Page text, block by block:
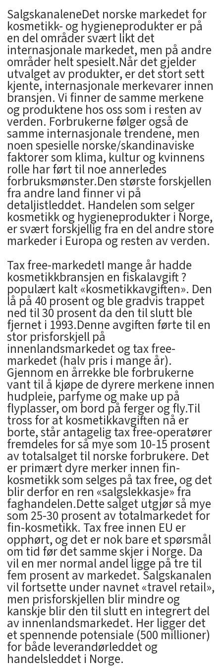
SalgskanaleneDet norske markedet for
kosmetikk- og hygieneprodukter er på
en del områder svært likt det
internasjonale markedet, men på andre
områder helt spesielt.Når det gjelder
utvalget av produkter, er det stort sett
kjente, internasjonale merkevarer innen
bransjen. Vi finner de samme merkene
og produktene hos oss som i resten av
verden. Forbrukerne følger også de
samme internasjonale trendene, men
noen spesielle norske/skandinaviske
faktorer som klima, kultur og kvinnens
rolle har ført til noe annerledes
forbruksmønster.Den største forskjellen
fra andre land finner vi på
detaljistleddet. Handelen som selger
kosmetikk og hygieneprodukter i Norge,
er svært forskjellig fra en del andre store
markeder i Europa og resten av verden.
Tax free-markedetI mange år hadde
kosmetikkbransjen en fiskalavgift ?
populært kalt «kosmetikkavgiften». Den
lå på 40 prosent og ble gradvis trappet
ned til 30 prosent da den til slutt ble
fjernet i 1993.Denne avgiften førte til en
stor prisforskjell på
innenlandsmarkedet og tax free-
markedet (halv pris i mange år).
Gjennom en årrekke ble forbrukerne
vant til å kjøpe de dyrere merkene innen
hudpleie, parfyme og make up på
flyplasser, om bord på ferger og fly.Til
tross for at kosmetikkavgiften nå er
borte, står antagelig tax free-operatører
fremdeles for så mye som 10-15 prosent
av totalsalget til norske forbrukere. Det
er primært dyre merker innen fin-
kosmetikk som selges på tax free, og det
blir derfor en ren «salgslekkasje» fra
faghandelen.Dette salget utgjør så mye
som 25-30 prosent av totalmarkedet for
fin-kosmetikk. Tax free innen EU er
opphørt, og det er nok bare et spørsmål
om tid før det samme skjer i Norge. Da
vil en mer normal andel ligge på tre til
fem prosent av markedet. Salgskanalen
vil fortsette under navnet «travel retail»,
men prisforskjellen blir mindre og
kanskje blir den til slutt en integrert del
av innenlandsmarkedet. Her ligger det
et spennende potensiale (500 millioner)
for både leverandørleddet og
handelsleddet i Norge.